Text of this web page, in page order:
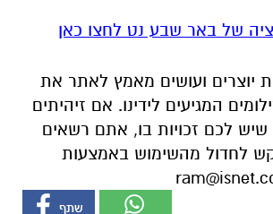
של באר שבע נט לחצו כאן
יוצרים ועושים מאמץ לאתר את
המגיעים לידינו. אם זיהיתים
שיש לכם זכויות בו, אתם רשאים
לחדול מהשימוש באמצעות